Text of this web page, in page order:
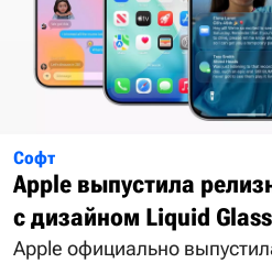
Софт
Apple выпустила
с дизайном Liquid Glass
Apple официально